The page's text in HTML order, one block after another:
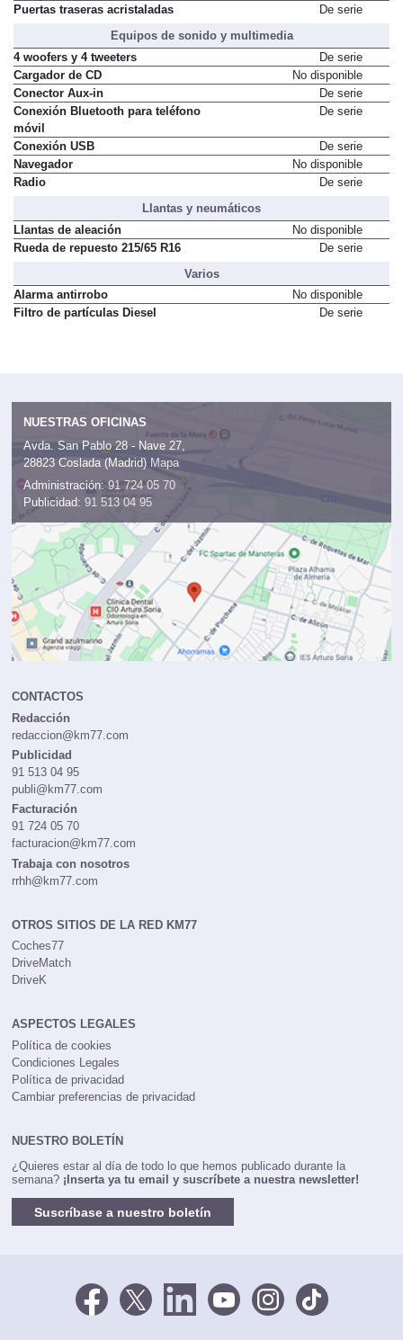
Puertas traseras acristaladas
De serie
Equipos de sonido y multimedia
4 woofers y 4 tweeters
De serie
Cargador de CD
No disponible
Conector Aux-in
De serie
Conexión Bluetooth para teléfono
móvil
De serie
Conexión USB
De serie
Navegador
No disponible
Radio
De serie
Llantas y neumáticos
Llantas de aleación
No disponible
Rueda de repuesto 215/65 R16
De serie
Varios
Alarma antirrobo
No disponible
Filtro de partículas Diesel
De serie
NUESTRAS OFICINAS
Avda. San Pablo 28 - Nave 27,
28823 Coslada (Madrid) Mapa
Administración: 91 724 05 70
Publicidad: 91 513 04 95
CONTACTOS
Redacción
redaccion@km77.com
Publicidad
91 513 04 95
publi@km77.com
Facturación
91 724 05 70
facturacion@km77.com
Trabaja con nosotros
rrhh@km77.com
OTROS SITIOS DE LA RED KM77
Coches77
DriveMatch
DriveK
ASPECTOS LEGALES
Política de cookies
Condiciones Legales
Política de privacidad
Cambiar preferencias de privacidad
NUESTRO BOLETÍN
¿Quieres estar al día de todo lo que hemos publicado durante la
semana? ¡Inserta ya tu email y suscríbete a nuestra newsletter!
Suscríbase a nuestro boletín